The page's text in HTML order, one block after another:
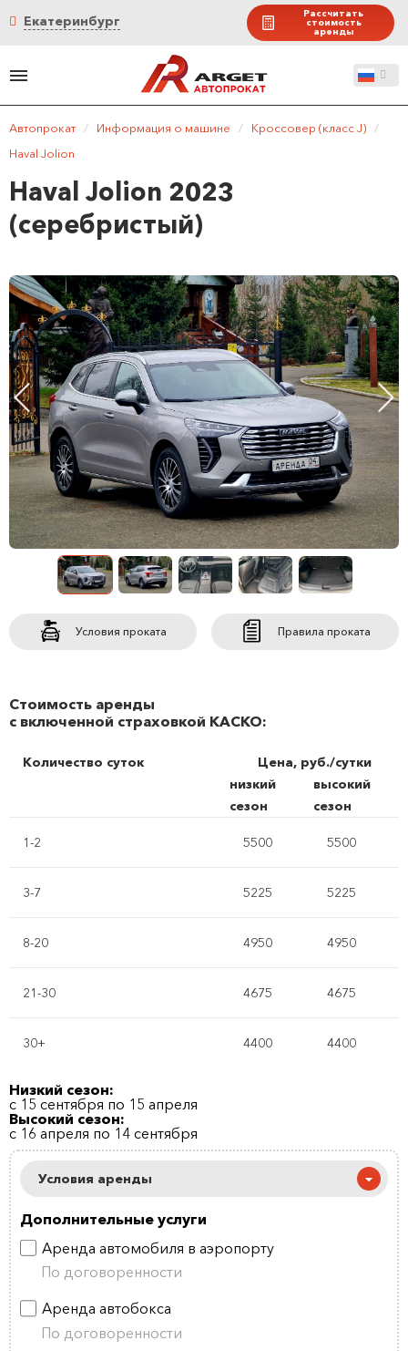
Екатеринбург Рассчитать
стоимость
аренды
Автопрокат / Информация о машине / Кроссовер (класс J)
/
Haval Jolion
Haval Jolion 2023
(серебристый)
Условия проката Правила проката
Стоимость аренды
с включенной страховкой КАСКО:
Количество суток
Цена, руб./сутки
низкий
сезон
высокий
сезон
1-2 5500 5500
3-7 5225 5225
8-20 4950 4950
21-30 4675 4675
30+ 4400 4400
Низкий сезон:
с 15 сентября по 15 апреля
Высокий сезон:
с 16 апреля по 14 сентября
Условия аренды
Дополнительные услуги
Аренда автомобиля в аэропорту
По договоренности
Аренда автобокса
По договоренности